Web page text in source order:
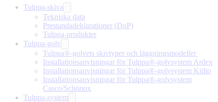
Tulppa-skiva
Tekniska data
Prestandadeklarationer (DoP)
Tulppa-produkter
Tulppa-golv
Tulppa®-golvets skivtyper och läggningsmodeller
Installationsanvisningar för Tulppa®-golvsystem Ardex
Installationsanvisningar för Tulppa®-golvsystem Kiilto
Installationsanvisningar för Tulppa®-golvsystem
Casco/Schönox
Tulppa-system